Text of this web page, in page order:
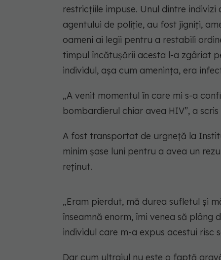
restricțiile impuse. Unul dintre
agentului de poliție, au fost jigniți,
oameni ai legii pentru a restabili
timpul încătușării acesta l-a zgâriat
individul, așa cum amenința, era
„A venit momentul în care mi s-a
bombardierul chiar avea HIV”, a scris
A fost transportat de urgneță la
minim șase luni pentru a avea un
reținut.
„Eram pierdut, mă durea sufletul și
înseamnă enorm, îmi venea să
individul care m-a expus acestui risc
Dar cum ultrajul nu este o faptă